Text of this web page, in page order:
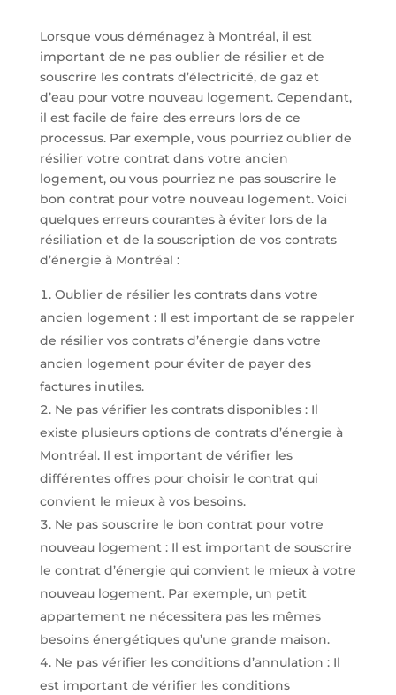
Lorsque vous déménagez à Montréal, il est
important de ne pas oublier de résilier et de
souscrire les contrats d’électricité, de gaz et
d’eau pour votre nouveau logement. Cependant,
il est facile de faire des erreurs lors de ce
processus. Par exemple, vous pourriez oublier de
résilier votre contrat dans votre ancien
logement, ou vous pourriez ne pas souscrire le
bon contrat pour votre nouveau logement. Voici
quelques erreurs courantes à éviter lors de la
résiliation et de la souscription de vos contrats
d’énergie à Montréal :
Oublier de résilier les contrats dans votre
ancien logement : Il est important de se rappeler
de résilier vos contrats d’énergie dans votre
ancien logement pour éviter de payer des
factures inutiles.
Ne pas vérifier les contrats disponibles : Il
existe plusieurs options de contrats d’énergie à
Montréal. Il est important de vérifier les
différentes offres pour choisir le contrat qui
convient le mieux à vos besoins.
Ne pas souscrire le bon contrat pour votre
nouveau logement : Il est important de souscrire
le contrat d’énergie qui convient le mieux à votre
nouveau logement. Par exemple, un petit
appartement ne nécessitera pas les mêmes
besoins énergétiques qu’une grande maison.
Ne pas vérifier les conditions d’annulation : Il
est important de vérifier les conditions